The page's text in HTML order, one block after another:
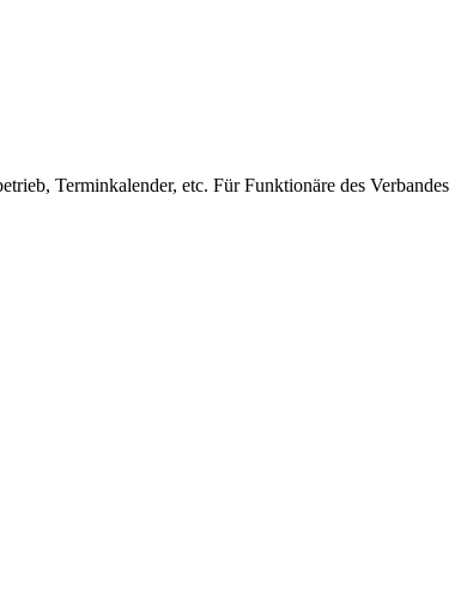
Terminkalender, etc. Für Funktionäre des Verbandes